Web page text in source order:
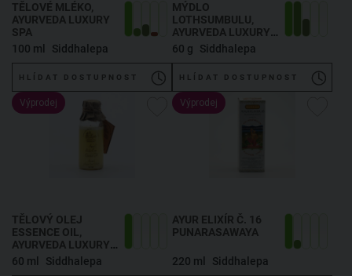
TĚLOVÉ MLÉKO,
AYURVEDA LUXURY
SPA
100 ml
Siddhalepa
HLÍDAT DOSTUPNOST
MÝDLO
LOTHSUMBULU,
AYURVEDA LUXURY
SPA
60 g Siddhalepa
HLÍDAT DOSTUPNOST
Výprodej
TĚLOVÝ OLEJ
ESSENCE OIL,
AYURVEDA LUXURY
SPA
60 ml Siddhalepa
Výprodej
AYUR ELIXÍR Č. 16
PUNARASAWAYA
220 ml Siddhalepa